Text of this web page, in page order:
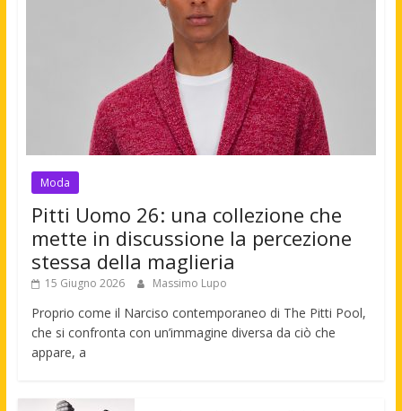
Moda
Pitti Uomo 26: una collezione che
mette in discussione la percezione
stessa della maglieria
15 Giugno 2026 Massimo Lupo
Proprio come il Narciso contemporaneo di The Pitti Pool,
che si confronta con un’immagine diversa da ciò che
appare, a